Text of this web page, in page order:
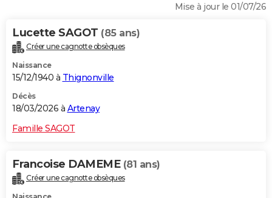
Alimentation
Guide de la santé
Maladies
Médicaments
Sommeil
VOYAGE
Destinations
City break
Voyage nature
Voyage de noces
Forum
Climat
+PHOTO
GUIDES D'ACHAT
Carte de Noël
Carte Bonne année
Carte Saint-Valentin
Carte Pâques
Carte d'anniversaire
DICTIONNAIRE
Dictionnaire
Biographies
Citations
Expressions
Proverbes
PROGRAMME TV
Mise à jour le 01/07/26
Lucette SAGOT (85 ans)
Créer une cagnotte obsèques
Naissance
15/12/1940 à Thignonville
Décès
18/03/2026 à Artenay
Famille SAGOT
Francoise DAMEME (81 ans)
Créer une cagnotte obsèques